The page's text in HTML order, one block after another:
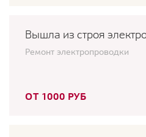
Вышла из строя
Ремонт электропроводки
ОТ 1000 РУБ